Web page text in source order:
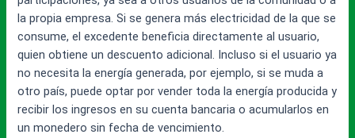
la propia empresa. Si se genera más electricidad de la que se
consume, el excedente beneficia directamente al usuario,
quien obtiene un descuento adicional. Incluso si el usuario ya
no necesita la energía generada, por ejemplo, si se muda a
otro país, puede optar por vender toda la energía producida y
recibir los ingresos en su cuenta bancaria o acumularlos en
un monedero sin fecha de vencimiento.